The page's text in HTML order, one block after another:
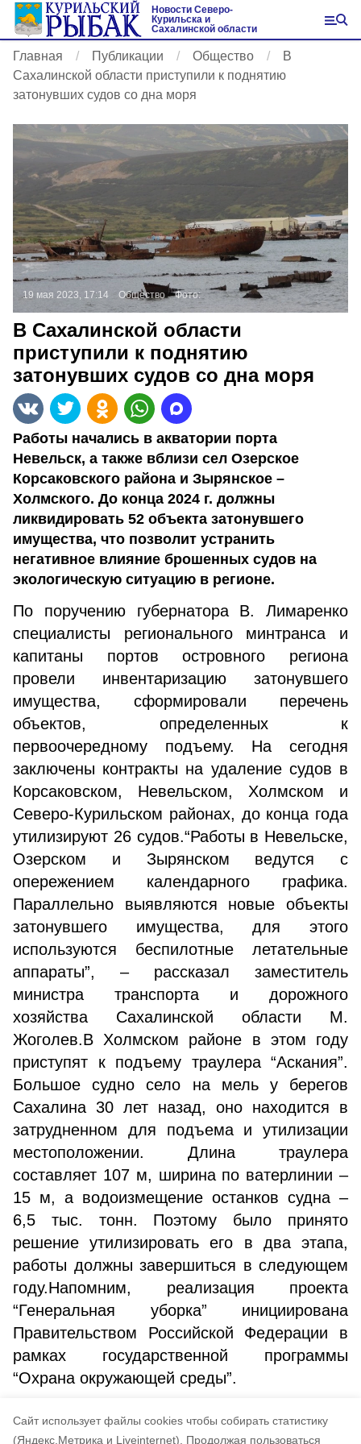
Cайт использует файлы cookies чтобы собирать статистику
(Яндекс.Метрика и Liveinternet).
Продолжая пользоваться
Новости Северо-
Курильска и
Сахалинской области
Главная Публикации Общество
В
Сахалинской области приступили к поднятию
затонувших судов со дна моря
19 мая 2023, 17:14 Общество Фото:
В Сахалинской области
приступили к поднятию
затонувших судов со дна моря
Работы начались в акватории порта
Невельск, а также вблизи сел Озерское
Корсаковского района и Зырянское –
Холмского. До конца 2024 г. должны
ликвидировать 52 объекта затонувшего
имущества, что позволит устранить
негативное влияние брошенных судов на
экологическую ситуацию в регионе.
По поручению губернатора В. Лимаренко
специалисты регионального минтранса и
капитаны портов островного региона
провели инвентаризацию затонувшего
имущества, сформировали перечень
объектов, определенных к
первоочередному подъему. На сегодня
заключены контракты на удаление судов в
Корсаковском, Невельском, Холмском и
Северо-Курильском районах, до конца года
утилизируют 26 судов.“Работы в Невельске,
Озерском и Зырянском ведутся с
опережением календарного графика.
Параллельно выявляются новые объекты
затонувшего имущества, для этого
используются беспилотные летательные
аппараты”, – рассказал заместитель
министра транспорта и дорожного
хозяйства Сахалинской области М.
Жоголев.В Холмском районе в этом году
приступят к подъему траулера “Аскания”.
Большое судно село на мель у берегов
Сахалина 30 лет назад, оно находится в
затрудненном для подъема и утилизации
местоположении. Длина траулера
составляет 107 м, ширина по ватерлинии –
15 м, а водоизмещение останков судна –
6,5 тыс. тонн. Поэтому было принято
решение утилизировать его в два этапа,
работы должны завершиться в следующем
году.Напомним, реализация проекта
“Генеральная уборка” инициирована
Правительством Российской Федерации в
рамках государственной программы
“Охрана окружающей среды”.
правительства Сахалинской области